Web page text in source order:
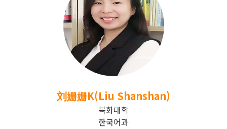
刘姗姗K(Liu Shanshan)
북화대학
한국어과